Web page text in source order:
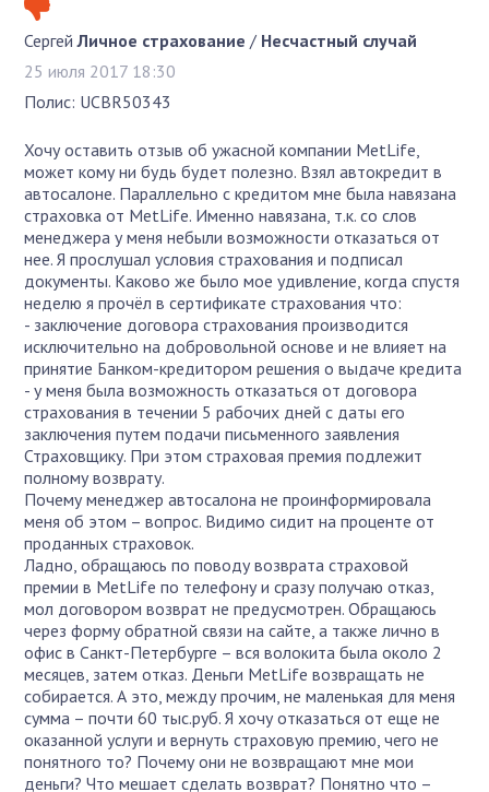
Сергей Личное страхование / Несчастный случай
25 июля 2017 18:30
Полис: UCBR50343
Хочу оставить отзыв об ужасной компании MetLife,
может кому ни будь будет полезно. Взял автокредит в
автосалоне. Параллельно с кредитом мне была навязана
страховка от MetLife. Именно навязана, т.к. со слов
менеджера у меня небыли возможности отказаться от
нее. Я прослушал условия страхования и подписал
документы. Каково же было мое удивление, когда спустя
неделю я прочёл в сертификате страхования что:
- заключение договора страхования производится
исключительно на добровольной основе и не влияет на
принятие Банком-кредитором решения о выдаче кредита
- у меня была возможность отказаться от договора
страхования в течении 5 рабочих дней с даты его
заключения путем подачи письменного заявления
Страховщику. При этом страховая премия подлежит
полному возврату.
Почему менеджер автосалона не проинформировала
меня об этом – вопрос. Видимо сидит на проценте от
проданных страховок.
Ладно, обращаюсь по поводу возврата страховой
премии в MetLife по телефону и сразу получаю отказ,
мол договором возврат не предусмотрен. Обращаюсь
через форму обратной связи на сайте, а также лично в
офис в Санкт-Петербурге – вся волокита была около 2
месяцев, затем отказ. Деньги MetLife возвращать не
собирается. А это, между прочим, не маленькая для меня
сумма – почти 60 тыс.руб. Я хочу отказаться от еще не
оказанной услуги и вернуть страховую премию, чего не
понятного то? Почему они не возвращают мне мои
деньги? Что мешает сделать возврат? Понятно что –